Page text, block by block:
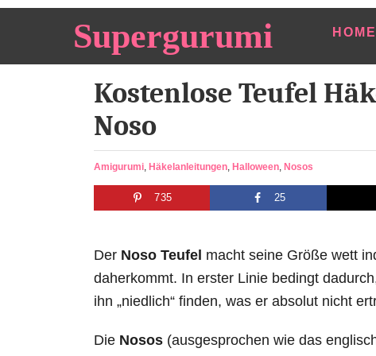
i
HOME
Supergurumi
Kostenlose Teufel
Noso
C
a
o
i
e
Amigurumi, Häkelanleitungen, Halloween, Nosos
735 25
Der Noso Teufel macht seine Größe wett
daherkommt. In erster Linie bedingt
ihn „niedlich“ finden, was er absolut nicht
Die Nosos (ausgesprochen wie das